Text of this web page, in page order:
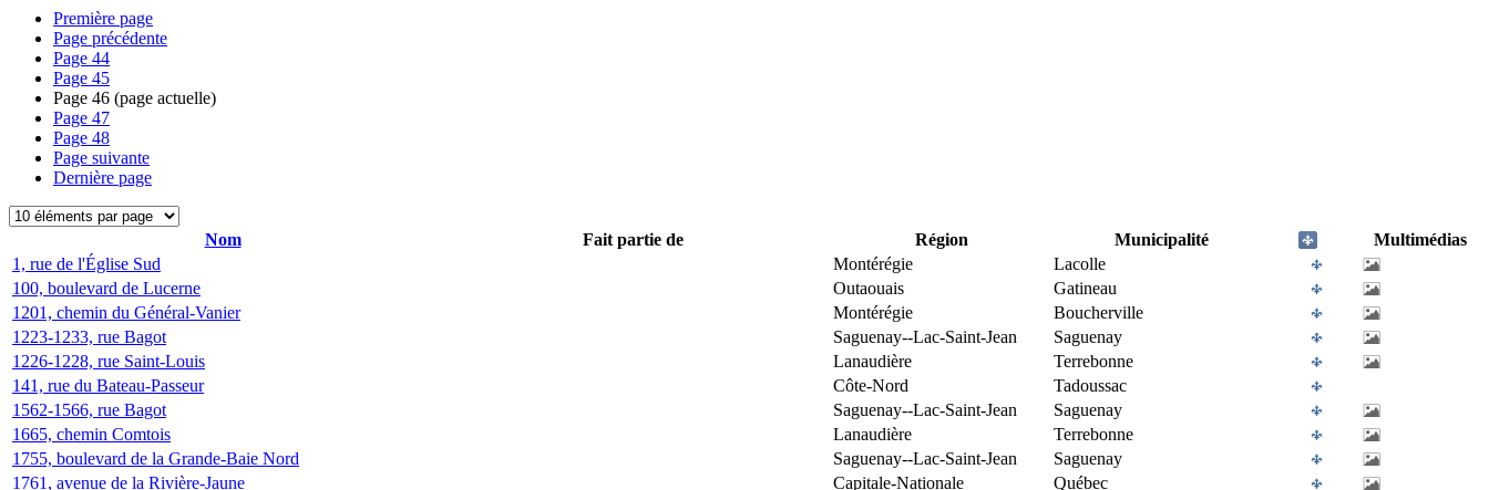
Première page
Page précédente
Page 44
Page 45
Page 46 (page actuelle)
Page 47
Page 48
Page suivante
Dernière page
Nom Fait partie de Région Municipalité
Multimédias
1, rue de l'Église Sud
Montérégie
Lacolle
100, boulevard de Lucerne
Outaouais
Gatineau
1201, chemin du Général-Vanier
Montérégie
Boucherville
1223-1233, rue Bagot
Saguenay--Lac-Saint-Jean
Saguenay
1226-1228, rue Saint-Louis
Lanaudière
Terrebonne
141, rue du Bateau-Passeur
Côte-Nord
Tadoussac
1562-1566, rue Bagot
Saguenay--Lac-Saint-Jean
Saguenay
1665, chemin Comtois
Lanaudière
Terrebonne
1755, boulevard de la Grande-Baie Nord
Saguenay--Lac-Saint-Jean
Saguenay
1761, avenue de la Rivière-Jaune
Capitale-Nationale
Québec